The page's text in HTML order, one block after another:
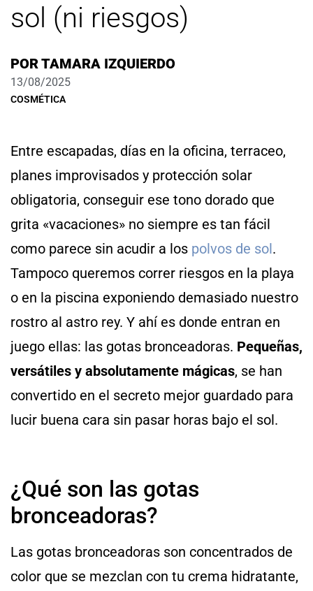
sol (ni riesgos)
PORTAMARA IZQUIERDO
13/08/2025
COSMÉTICA
Entre escapadas, días en la oficina, terraceo,
planes improvisados y protección solar
obligatoria, conseguir ese tono dorado que
grita «vacaciones» no siempre es tan fácil
como parece sin acudir a los polvos de sol.
Tampoco queremos correr riesgos en la playa
o en la piscina exponiendo demasiado nuestro
rostro al astro rey. Y ahí es donde entran en
juego ellas: las gotas bronceadoras. Pequeñas,
versátiles y absolutamente mágicas, se han
convertido en el secreto mejor guardado para
lucir buena cara sin pasar horas bajo el sol.
¿Qué son las gotas
bronceadoras?
Las gotas bronceadoras son concentrados de
color que se mezclan con tu crema hidratante,